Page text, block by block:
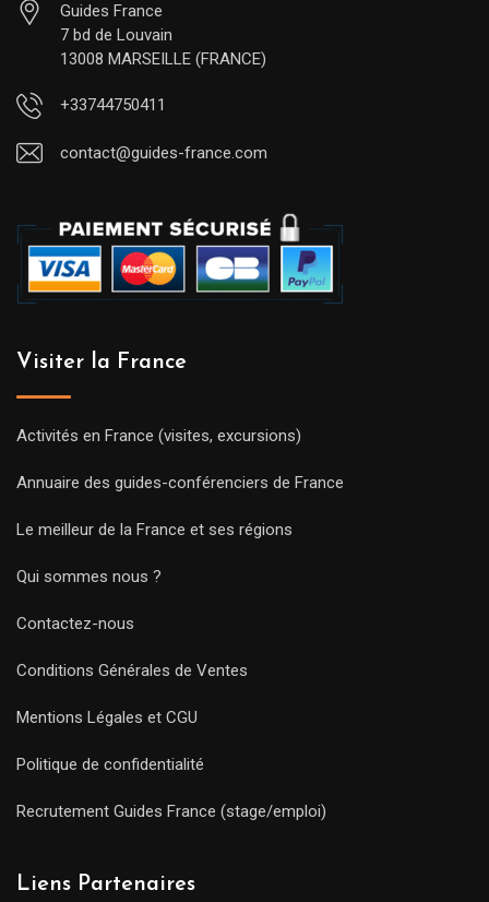
Guides France
7 bd de Louvain
13008 MARSEILLE (FRANCE)
+33744750411
contact@guides-france.com
Visiter la France
Activités en France (visites, excursions)
Annuaire des guides-conférenciers de France
Le meilleur de la France et ses régions
Qui sommes nous ?
Contactez-nous
Conditions Générales de Ventes
Mentions Légales et CGU
Politique de confidentialité
Recrutement Guides France (stage/emploi)
Liens Partenaires